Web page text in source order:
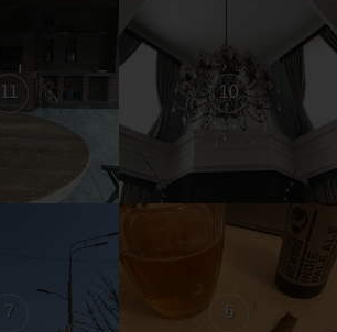
11 10
7 6